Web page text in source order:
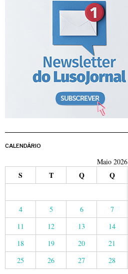
CALENDÁRIO
Maio 2026
S T Q Q
4
5 6 7
11
12 13 14
18
19 20 21
25
26 27 28